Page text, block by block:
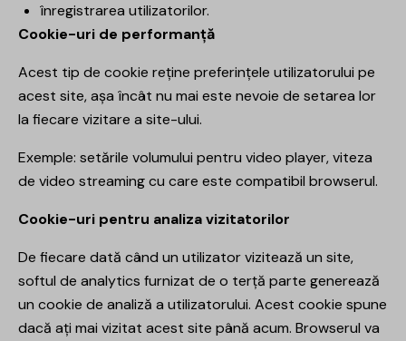
înregistrarea utilizatorilor.
Cookie-uri de performanță
Acest tip de cookie reține preferințele utilizatorului pe
acest site, așa încât nu mai este nevoie de setarea lor
la fiecare vizitare a site-ului.
Exemple: setările volumului pentru video player, viteza
de video streaming cu care este compatibil browserul.
Cookie-uri pentru analiza vizitatorilor
De fiecare dată când un utilizator vizitează un site,
softul de analytics furnizat de o terță parte generează
un cookie de analiză a utilizatorului. Acest cookie spune
dacă ați mai vizitat acest site până acum. Browserul va